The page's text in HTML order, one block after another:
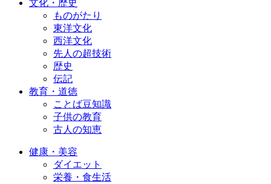
文化・歴史
ものがたり
東洋文化
西洋文化
先人の超技術
歴史
伝記
教育・道徳
ことば豆知識
子供の教育
古人の知恵
健康・美容
ダイエット
栄養・食生活